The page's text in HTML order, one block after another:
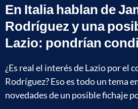
En Italia hablan de
Rodríguez y una
Lazio: pondrían
¿Es real el interés de Lazio por el
Rodríguez? Eso es todo un tema
novedades de un posible fichaje